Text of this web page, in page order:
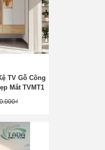
TV Gỗ Công
Mắt TVMT1